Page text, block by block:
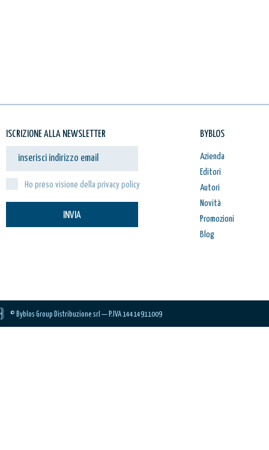
ISCRIZIONE ALLA NEWSLETTER
Ho preso visione della privacy policy
INVIA
BYBLOS
Azienda
Editori
Autori
Novità
Promozioni
Blog
© Byblos Group Distribuzione srl — P.IVA 14414911009